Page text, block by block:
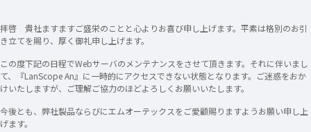
拝啓 貴社ますますご盛栄のことと心よりお喜び申し上げます。平素は格別のお引
き立てを賜り、厚く御礼申し上げます。
この度下記の日程でWebサーバのメンテナンスをさせて頂きます。それに伴いまし
て、『LanScope An』に一時的にアクセスできない状態となります。ご迷惑をおか
けいたしますが、ご理解ご協力のほどよろしくお願いいたします。
今後とも、弊社製品ならびにエムオーテックスをご愛顧賜りますようお願い申し上
げます。